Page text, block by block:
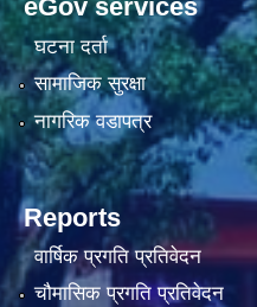
eGov services
घटना दर्ता
सामाजिक सुरक्षा
नागरिक वडापत्र
Reports
वार्षिक प्रगति प्रतिवेदन
चौमासिक प्रगति प्रतिवेदन